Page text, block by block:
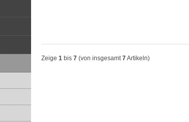
Zeige 1 bis 7 (von insgesamt7Artikeln)